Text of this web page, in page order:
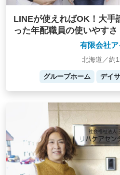
LINEが使えればOK！大手
った年配職員の使いやすさ
有限会社ア
北海道／約
グループホーム デイ